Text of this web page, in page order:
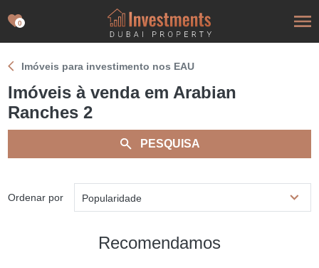
0
Imóveis para investimento nos EAU
Imóveis à venda em Arabian
Ranches 2
PESQUISA
Ordenar por Popularidade
Recomendamos